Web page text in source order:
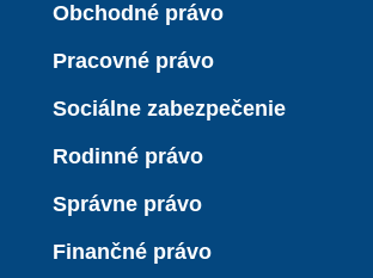
Obchodné právo
Pracovné právo
Sociálne zabezpečenie
Rodinné právo
Správne právo
Finančné právo